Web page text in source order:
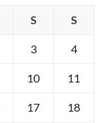
S S
3 4
10 11
17 18